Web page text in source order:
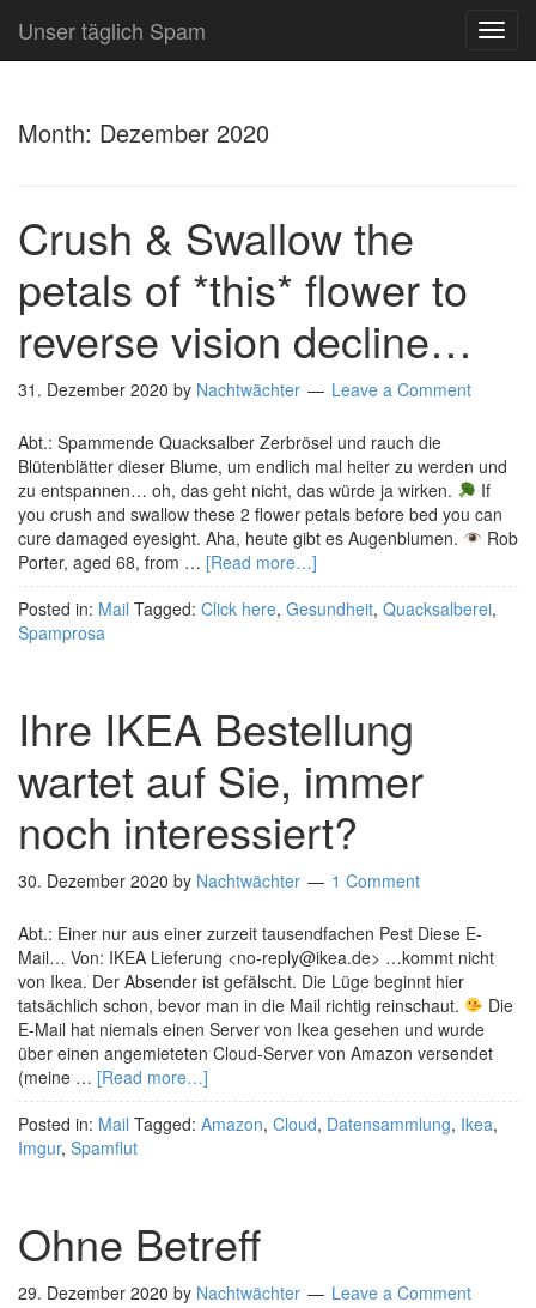
Unser täglich Spam
Month: Dezember 2020
Crush & Swallow the
petals of *this* flower to
reverse vision decline…
31. Dezember 2020 by Nachtwächter Leave a Comment
Abt.: Spammende Quacksalber Zerbrösel und rauch die
Blütenblätter dieser Blume, um endlich mal heiter zu werden und
zu entspannen… oh, das geht nicht, das würde ja wirken.
If
you crush and swallow these 2 flower petals before bed you can
cure damaged eyesight. Aha, heute gibt es Augenblumen.
Rob
Porter, aged 68, from … [Read more…]
Posted in: Mail Tagged: Click here, Gesundheit, Quacksalberei,
Spamprosa
Ihre IKEA Bestellung
wartet auf Sie, immer
noch interessiert?
30. Dezember 2020 by Nachtwächter 1 Comment
Abt.: Einer nur aus einer zurzeit tausendfachen Pest Diese E-
Mail… Von: IKEA Lieferung <no-reply@ikea.de> …kommt nicht
von Ikea. Der Absender ist gefälscht. Die Lüge beginnt hier
tatsächlich schon, bevor man in die Mail richtig reinschaut.
Die
E-Mail hat niemals einen Server von Ikea gesehen und wurde
über einen angemieteten Cloud-Server von Amazon versendet
(meine … [Read more…]
Posted in: Mail Tagged: Amazon, Cloud, Datensammlung, Ikea,
Imgur, Spamflut
Ohne Betreff
29. Dezember 2020 by Nachtwächter Leave a Comment